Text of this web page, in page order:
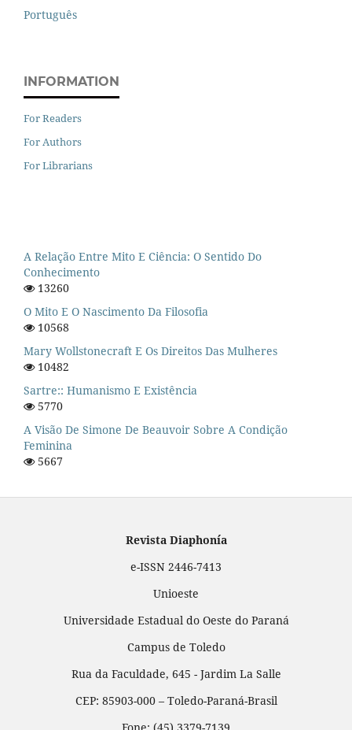
Português
INFORMATION
For Readers
For Authors
For Librarians
A Relação Entre Mito E Ciência: O Sentido Do
Conhecimento
13260
O Mito E O Nascimento Da Filosofia
10568
Mary Wollstonecraft E Os Direitos Das Mulheres
10482
Sartre:: Humanismo E Existência
5770
A Visão De Simone De Beauvoir Sobre A Condição
Feminina
5667
Revista Diaphonía
e-ISSN 2446-7413
Unioeste
Universidade Estadual do Oeste do Paraná
Campus de Toledo
Rua da Faculdade, 645 - Jardim La Salle
CEP: 85903-000 – Toledo-Paraná-Brasil